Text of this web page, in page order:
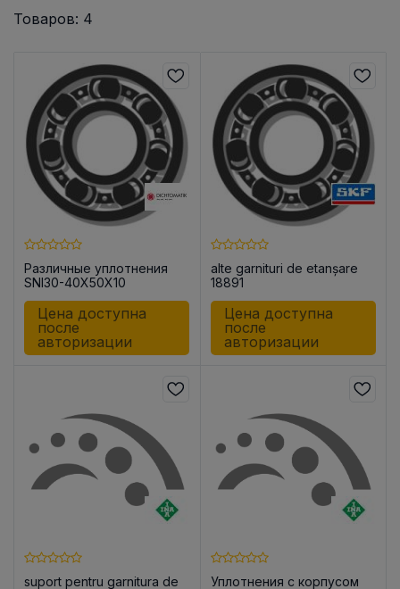
Товаров: 4
Различные уплотнения
SNI30-40X50X10
Цена доступна
после
авторизации
alte garnituri de etanșare
18891
Цена доступна
после
авторизации
suport pentru garnitura de
Уплотнения с корпусом